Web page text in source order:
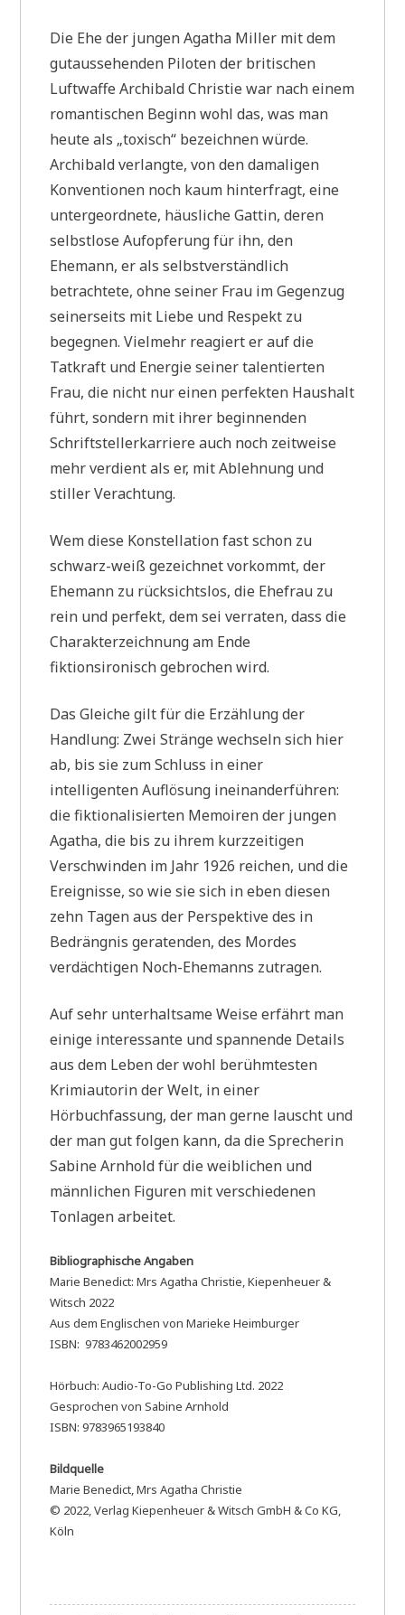
Die Ehe der jungen Agatha Miller mit dem
gutaussehenden Piloten der britischen
Luftwaffe Archibald Christie war nach einem
romantischen Beginn wohl das, was man
heute als „toxisch“ bezeichnen würde.
Archibald verlangte, von den damaligen
Konventionen noch kaum hinterfragt, eine
untergeordnete, häusliche Gattin, deren
selbstlose Aufopferung für ihn, den
Ehemann, er als selbstverständlich
betrachtete, ohne seiner Frau im Gegenzug
seinerseits mit Liebe und Respekt zu
begegnen. Vielmehr reagiert er auf die
Tatkraft und Energie seiner talentierten
Frau, die nicht nur einen perfekten Haushalt
führt, sondern mit ihrer beginnenden
Schriftstellerkarriere auch noch zeitweise
mehr verdient als er, mit Ablehnung und
stiller Verachtung.
Wem diese Konstellation fast schon zu
schwarz-weiß gezeichnet vorkommt, der
Ehemann zu rücksichtslos, die Ehefrau zu
rein und perfekt, dem sei verraten, dass die
Charakterzeichnung am Ende
fiktionsironisch gebrochen wird.
Das Gleiche gilt für die Erzählung der
Handlung: Zwei Stränge wechseln sich hier
ab, bis sie zum Schluss in einer
intelligenten Auflösung ineinanderführen:
die fiktionalisierten Memoiren der jungen
Agatha, die bis zu ihrem kurzzeitigen
Verschwinden im Jahr 1926 reichen, und die
Ereignisse, so wie sie sich in eben diesen
zehn Tagen aus der Perspektive des in
Bedrängnis geratenden, des Mordes
verdächtigen Noch-Ehemanns zutragen.
Auf sehr unterhaltsame Weise erfährt man
einige interessante und spannende Details
aus dem Leben der wohl berühmtesten
Krimiautorin der Welt, in einer
Hörbuchfassung, der man gerne lauscht und
der man gut folgen kann, da die Sprecherin
Sabine Arnhold für die weiblichen und
männlichen Figuren mit verschiedenen
Tonlagen arbeitet.
Bibliographische Angaben
Marie Benedict: Mrs Agatha Christie, Kiepenheuer &
Witsch 2022
Aus dem Englischen von Marieke Heimburger
ISBN: 9783462002959
Hörbuch: Audio-To-Go Publishing Ltd. 2022
Gesprochen von Sabine Arnhold
ISBN: 9783965193840
Bildquelle
Marie Benedict, Mrs Agatha Christie
© 2022, Verlag Kiepenheuer & Witsch GmbH & Co KG,
Köln